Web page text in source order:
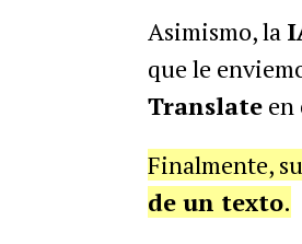
Asimismo, la
que le
Translateen
Finalmente,
de un texto.